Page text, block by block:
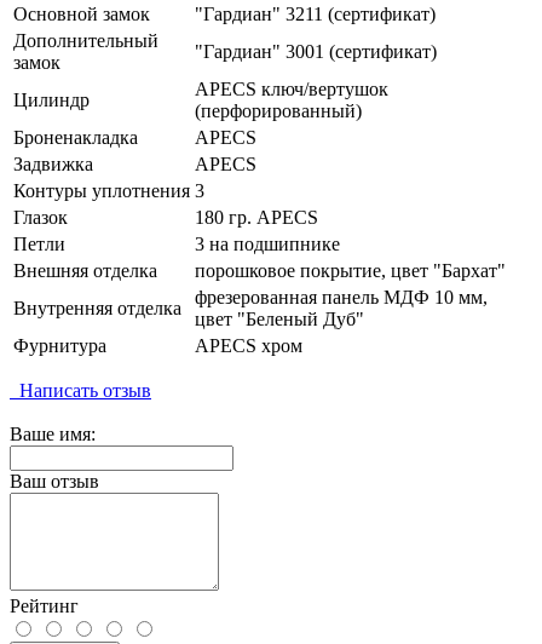
Основной замок
"Гардиан" 3211 (сертификат)
Дополнительный
замок
"Гардиан" 3001 (сертификат)
Цилиндр
APECS ключ/вертушок
(перфорированный)
Броненакладка
APECS
Задвижка
APECS
Контуры уплотнения 3
Глазок
180 гр. APECS
Петли
3 на подшипнике
Внешняя отделка
порошковое покрытие, цвет "Бархат"
Внутренняя отделка
фрезерованная панель МДФ 10 мм,
цвет "Беленый Дуб"
Фурнитура
APECS хром
Написать отзыв
Ваше имя:
Ваш отзыв
Рейтинг